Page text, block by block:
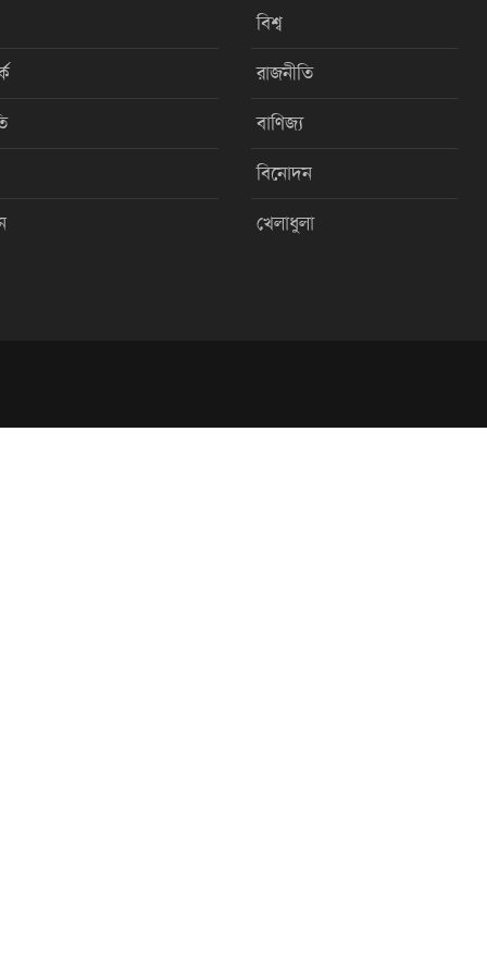
বিশ্ব
রাজনীতি
বাণিজ্য
বিনোদন
খেলাধুলা